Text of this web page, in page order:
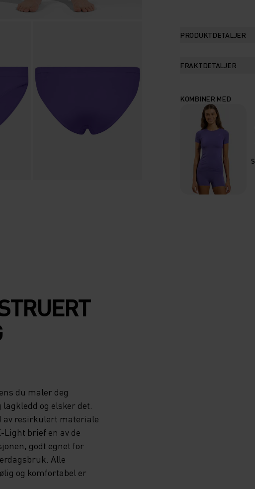
PRODUKTDETALJER
FRAKTDETALJER
KOMBINER MED
du maler deg
og elsker det.
av resirkulert materiale
Light brief en av de
godt egnet for
Alle
og komfortabel er